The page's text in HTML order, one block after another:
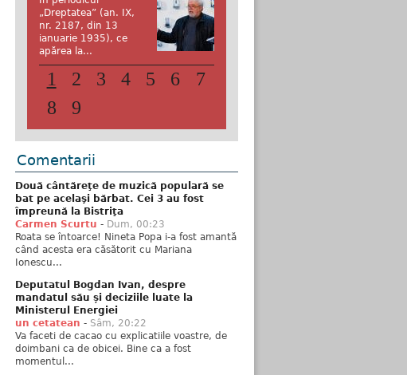
„Dreptatea” (an. IX,
nr. 2187, din 13
ianuarie 1935), ce
apărea la...
1 2 3 4 5 6
7
8
9
Comentarii
Două cântăreţe de muzică populară se
bat pe acelaşi bărbat. Cei 3 au fost
împreună la Bistriţa
Carmen Scurtu - Dum, 00:23
Roata se întoarce! Nineta Popa i-a fost amantă
când acesta era căsătorit cu Mariana
Ionescu...
Deputatul Bogdan Ivan, despre
mandatul său și deciziile luate la
Ministerul Energiei
un cetatean - Sâm, 20:22
Va faceti de cacao cu explicatiile voastre, de
doimbani ca de obicei. Bine ca a fost
momentul...